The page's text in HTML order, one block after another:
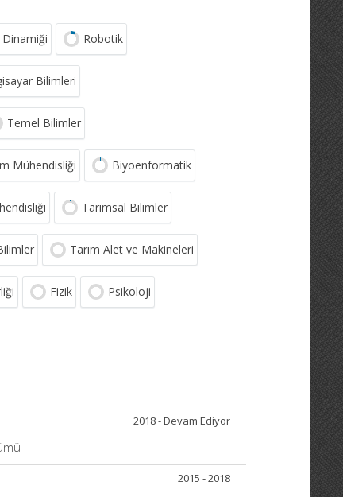
Robotik
Bilimleri
Temel Bilimler
Mühendisliği Biyoenformatik
Tarımsal Bilimler
Tarım Alet ve Makineleri
Fizik Psikoloji
2018 - Devam Ediyor
2015 - 2018